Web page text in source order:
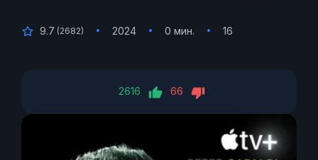
9.7 (2682) 2024 0 мин. 16
2616 66